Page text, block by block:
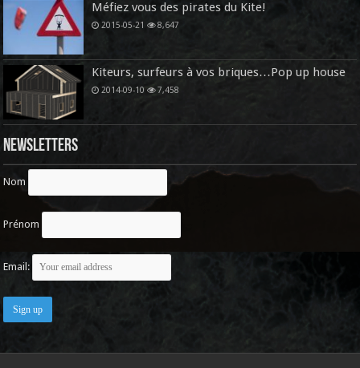
Méfiez vous des pirates du Kite!
2015-05-21 8,647
Kiteurs, surfeurs à vos briques…Pop up house
2014-09-10 7,458
Newsletters
Nom
Prénom
Email: